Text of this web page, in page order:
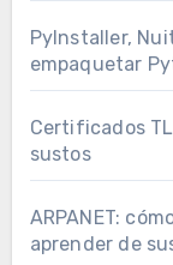
PyInstaller,
empaquetar
Certificados
sustos
ARPANET:
aprender de